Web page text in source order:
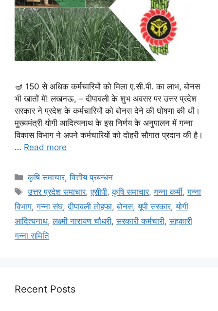
🪔 150 से अधिक कर्मचारियों को मिला ए.सी.पी. का लाभ, बोनस
भी खातों में! लखनऊ, – दीपावली के शुभ अवसर पर उत्तर प्रदेश
सरकार ने प्रदेश के कर्मचारियों को बोनस देने की घोषणा की थी।
मुख्यमंत्री योगी आदित्यनाथ के इस निर्णय के अनुपालन में गन्ना
विकास विभाग ने अपने कर्मचारियों को दोहरी सौगात प्रदान की है।
… Read more
कृषि समाचार,वित्तीय प्रबन्धन
उत्तर प्रदेश समाचार,एसीपी,कृषि समाचार,गन्ना कर्मी,गन्ना
विभाग,गन्ना संघ,दीपावली तोहफा,बोनस,यूपी सरकार,योगी
आदित्यनाथ,लक्ष्मी नारायण चौधरी,सरकारी कर्मचारी,सहकारी
गन्ना समिति
Recent Posts